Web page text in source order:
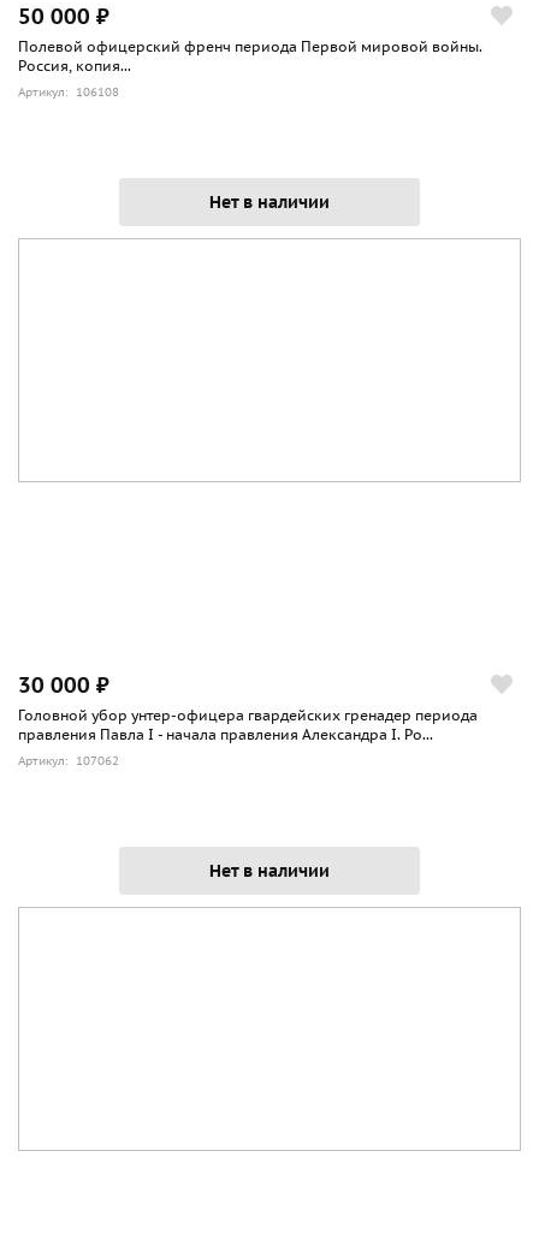
50 000 ₽
Полевой офицерский френч периода Первой мировой войны.
Россия, копия...
Артикул: 106108
Нет в наличии
30 000 ₽
Головной убор унтер-офицера гвардейских гренадер периода
правления Павла I - начала правления Александра I. Ро...
Артикул: 107062
Нет в наличии